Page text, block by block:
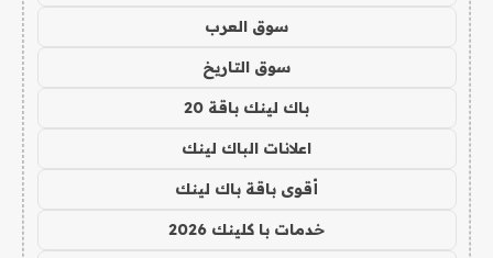
سوق العرب
سوق التاريخ
باك لينك باقة 20
اعلانات الباك لينك
أقوى باقة باك لينك
خدمات با كلينك 2026